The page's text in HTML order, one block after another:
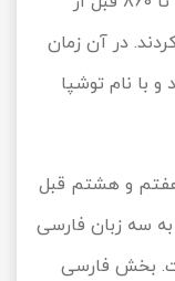
در آن زمان
با نام توشپا
و هشتم قبل
سه زبان فارسی
بخش فارسی